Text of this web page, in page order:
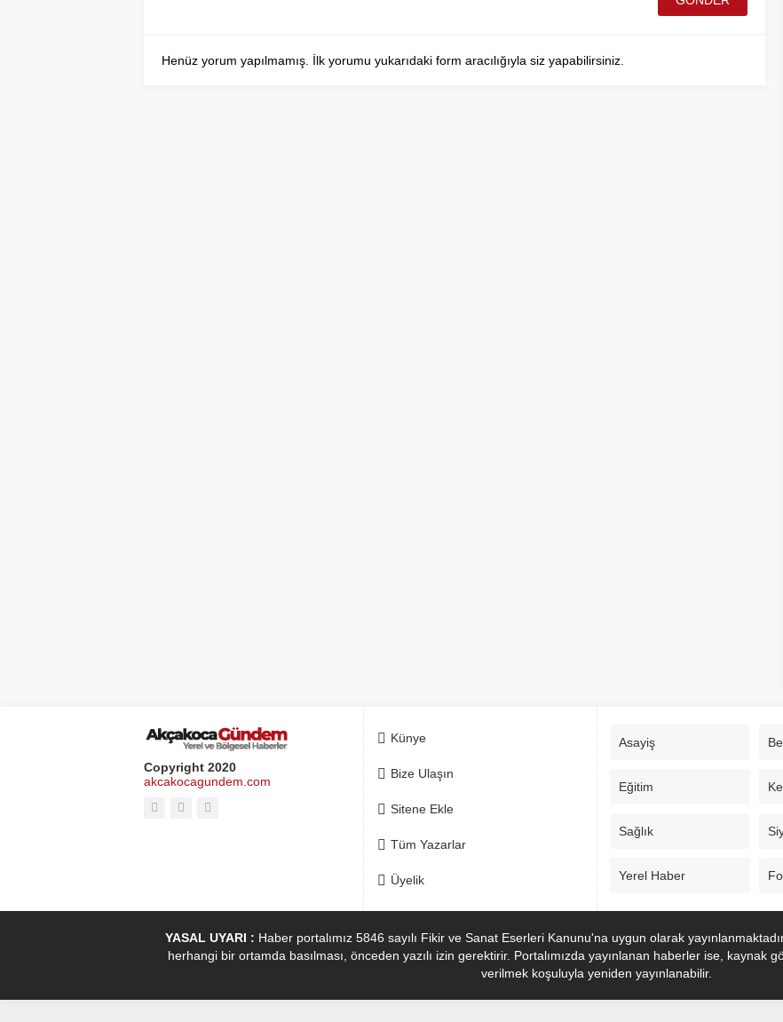
Henüz yorum yapılmamış. İlk yorumu yukarıdaki form aracılığıyla siz yapabilirsiniz.
Copyright 2020
akcakocagundem.com
Künye
Bize Ulaşın
Sitene Ekle
Tüm Yazarlar
Üyelik
Asayiş
Eğitim
Sağlık
Yerel Haber
YASAL UYARI : Haber portalımız 5846 sayılı Fikir ve Sanat Eserleri Kanunu'na uygun olarak
herhangi bir ortamda basılması, önceden yazılı izin gerektirir. Portalımızda yayınlanan haberler ise, kaynak
verilmek koşuluyla yeniden yayınlanabilir.